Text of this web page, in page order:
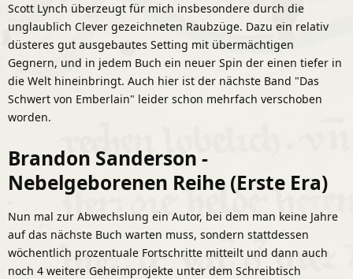
Scott Lynch überzeugt für mich insbesondere durch die
unglaublich Clever gezeichneten Raubzüge. Dazu ein relativ
düsteres gut ausgebautes Setting mit übermächtigen
Gegnern, und in jedem Buch ein neuer Spin der einen tiefer in
die Welt hineinbringt. Auch hier ist der nächste Band "Das
Schwert von Emberlain" leider schon mehrfach verschoben
worden.
Brandon Sanderson -
Nebelgeborenen Reihe (Erste Era)
Nun mal zur Abwechslung ein Autor, bei dem man keine Jahre
auf das nächste Buch warten muss, sondern stattdessen
wöchentlich prozentuale Fortschritte mitteilt und dann auch
noch 4 weitere Geheimprojekte unter dem Schreibtisch